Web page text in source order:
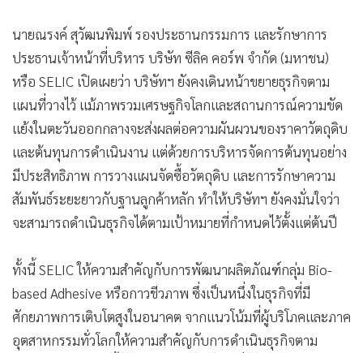
นายณรงค์ สุวัฒนพิมพ์ รองประธานกรรมการ และรักษาการ
ประธานเจ้าหน้าที่บริหาร บริษัท ซีลิค คอร์พ จำกัด (มหาชน)
หรือ SELIC เปิดเผยว่า บริษัทฯ ยังคงเดินหน้าขยายธุรกิจตาม
แผนที่วางไว้ แม้ภาพรวมเศรษฐกิจโลกและสถานการณ์ความขัด
แย้งในตะวันออกกลางจะส่งผลต่อความผันผวนของราคาวัตถุดิบ
และต้นทุนการดำเนินงาน แต่ด้วยการบริหารจัดการต้นทุนอย่าง
มีประสิทธิภาพ การวางแผนจัดซื้อวัตถุดิบ และการรักษาความ
สัมพันธ์ระยะยาวกับฐานลูกค้าหลัก ทำให้บริษัทฯ ยังคงมั่นใจว่า
จะสามารถดำเนินธุรกิจได้ตามเป้าหมายที่กำหนดไว้ตั้งแต่ต้นปี
ทั้งนี้ SELIC ให้ความสำคัญกับการพัฒนาผลิตภัณฑ์กลุ่ม Bio-
based Adhesive หรือกาวชีวภาพ ซึ่งเป็นหนึ่งในธุรกิจที่มี
ศักยภาพการเติบโตสูงในอนาคต จากแนวโน้มที่ผู้บริโภคและภาค
อุตสาหกรรมทั่วโลกให้ความสำคัญกับการดำเนินธุรกิจตาม